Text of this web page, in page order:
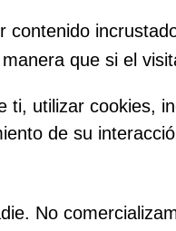
contenido
que si el
ti, utilizar cookies,
de su
No